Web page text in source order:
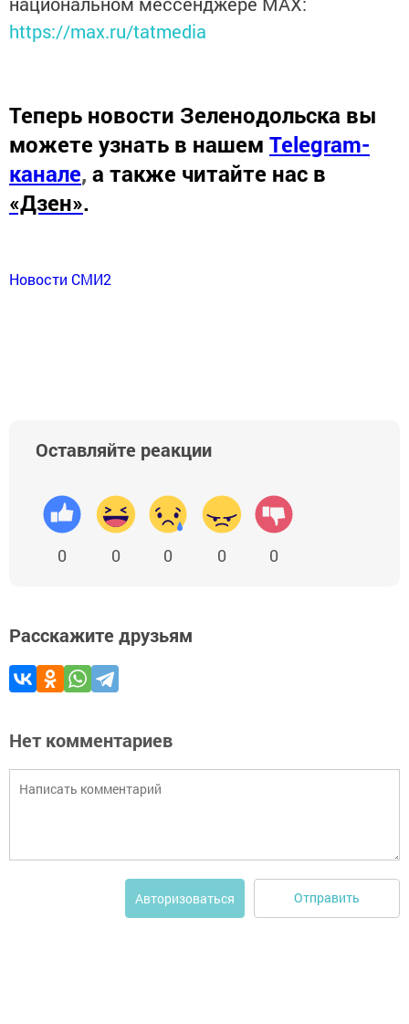
https://max.ru/tatmedia
Теперь новости Зеленодольска вы
можете узнать в нашем Telegram-
канале, а также читайте нас в
«Дзен».
Новости СМИ2
Оставляйте реакции
0 0 0 0 0
Расскажите друзьям
Нет комментариев
Авторизоваться Отправить